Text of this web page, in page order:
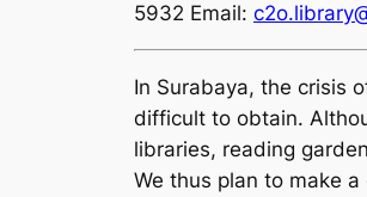
5932 Email:
In Surabaya, the crisis
difficult to obtain.
libraries, reading
We thus plan to make